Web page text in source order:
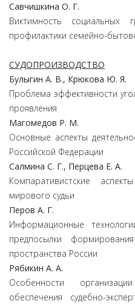
Савчишкина О. Г.
Виктимность социальных
профилактики семейно-
СУДОПРОИЗВОДСТВО
Булыгин А. В., Крюкова Ю. Я.
Проблема эффективности
проявления
Магомедов Р. М.
Основные аспекты
Российской Федерации
Салмина С. Г., Перцева Е. А.
Компаративистские
мирового судьи
Перов А. Г.
Информационные
предпосылки
пространства России
Рябикин А. А.
Особенности
обеспечения судебно-